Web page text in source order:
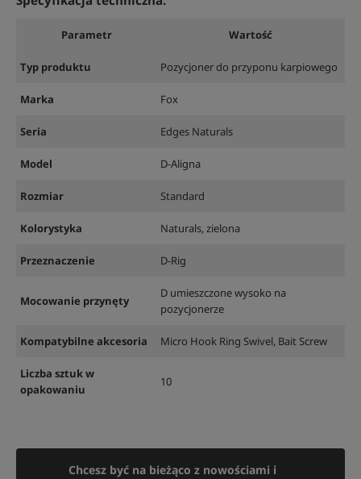
Parametr Wartość
Typ produktu Pozycjoner do przyponu karpiowego
Marka Fox
Seria Edges Naturals
Model D-Aligna
Rozmiar Standard
Kolorystyka Naturals, zielona
Przeznaczenie D-Rig
Mocowanie przynęty
D umieszczone wysoko na
pozycjonerze
Kompatybilne akcesoria Micro Hook Ring Swivel, Bait Screw
Liczba sztuk w
opakowaniu
10
Chcesz być na bieżąco z nowościami i